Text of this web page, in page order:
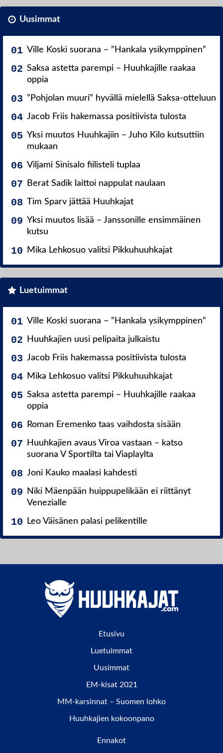
Uusimmat
Ville Koski suorana – ”Hankala ysikymppinen”
Saksa astetta parempi – Huuhkajille raakaa
oppia
”Pohjolan muuri” hyvällä mielellä Saksa-otteluun
Jacob Friis hakemassa positiivista tulosta
Yksi muutos Huuhkajiin – Juho Kilo kutsuttiin
mukaan
Viljami Sinisalo fiilisteli tuplaa
Berat Sadik laittoi nappulat naulaan
Tim Sparv jättää Huuhkajat
Yksi muutos lisää – Janssonille ensimmäinen
kutsu
Mika Lehkosuo valitsi Pikkuhuuhkajat
Luetuimmat
Ville Koski suorana – ”Hankala ysikymppinen”
Huuhkajien uusi pelipaita julkaistu
Jacob Friis hakemassa positiivista tulosta
Mika Lehkosuo valitsi Pikkuhuuhkajat
Saksa astetta parempi – Huuhkajille raakaa
oppia
Roman Eremenko taas vaihdosta sisään
Huuhkajien avaus Viroa vastaan – katso
suorana V Sportilta tai Viaplaylta
Joni Kauko maalasi kahdesti
Niki Mäenpään huippupelikään ei riittänyt
Venezialle
Leo Väisänen palasi pelikentille
Etusivu
Luetuimmat
Uusimmat
EM-kisat 2021
MM-karsinnat – Suomen lohko
Huuhkajien kokoonpano
Ennakot